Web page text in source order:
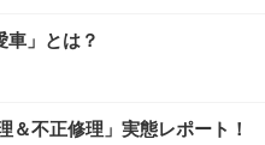
車」とは？
＆不正修理」実態レポート！